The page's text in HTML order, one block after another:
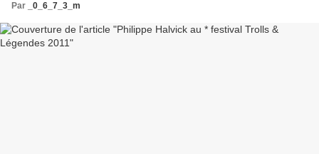
Par
_0_6_7_3_m